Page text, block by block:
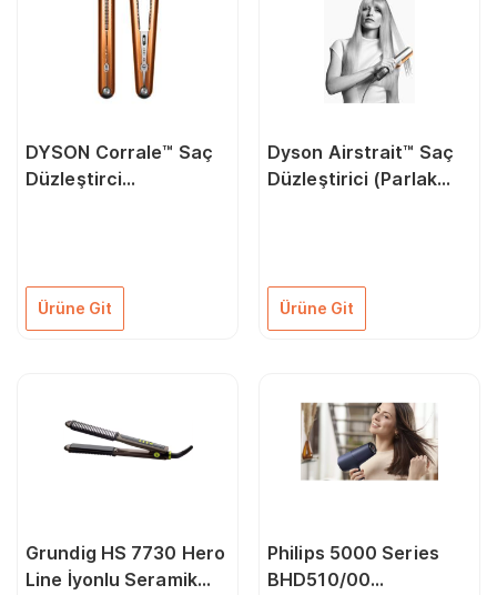
DYSON Corrale™ Saç
Düzleştirci
Ürüne Git
Dyson Airstrait™ Saç
Düzleştirici (Parlak
Ürüne Git
Grundig HS 7730 Hero
Line İyonlu Seramik
Philips 5000 Series
BHD510/00